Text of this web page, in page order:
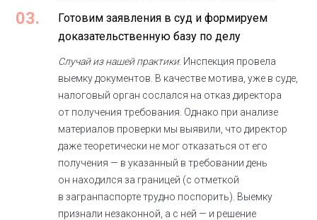
03.
Готовим заявления в суд и формируем
доказательственную базу по делу
Случай из нашей практики: Инспекция провела
выемку документов. В качестве мотива, уже в суде,
налоговый орган сослался на отказ директора
от получения требования. Однако при анализе
материалов проверки мы выявили, что директор
даже теоретически не мог отказаться от его
получения — в указанный в требовании день
он находился за границей (с отметкой
в загранпаспорте трудно поспорить). Выемку
признали незаконной, а с ней — и решение